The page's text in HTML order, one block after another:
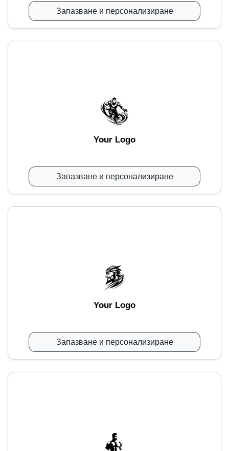
Запазване и персонализиране
Your Logo
Запазване и персонализиране
Your Logo
Запазване и персонализиране